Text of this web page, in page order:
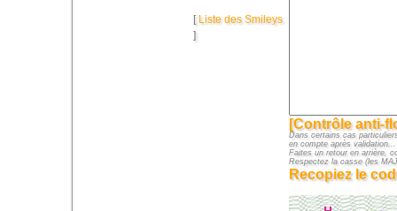
[ Liste des Smileys
]
[Contrôle anti-
Dans certains cas
en compte après
Faites un retour en arrière,
Respectez la casse (les
Recopiez le